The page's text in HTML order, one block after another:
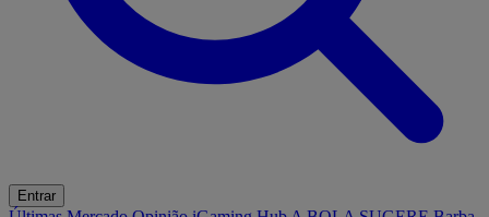
Entrar